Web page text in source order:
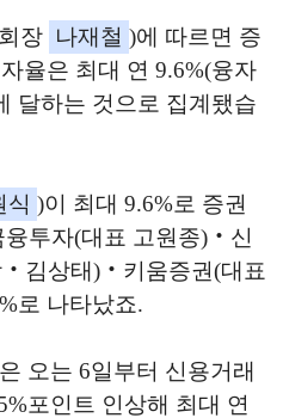
장 나재철 )에 따르면 증
율은 최대 연 9.6%(융자
달하는 것으로 집계됐습
식 )이 최대 9.6%로 증권
투자(대표 고원종)‧신
‧김상태)‧키움증권(대표
로 나타났죠.
오는 6일부터 신용거래
포인트 인상해 최대 연